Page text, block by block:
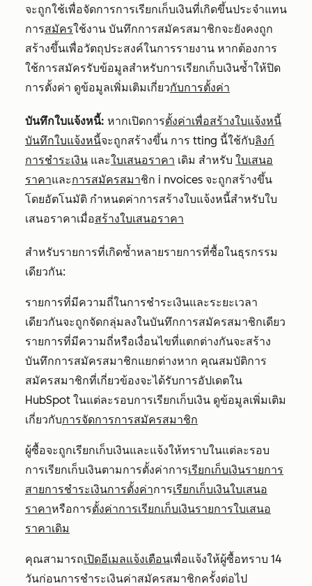
จะถูกใช้เพื่อจัดการการเรียกเก็บเงินที่เกิดขึ้นประจำแทน
การสมัครใช้งาน บันทึกการสมัครสมาชิกจะยังคงถูก
สร้างขึ้นเพื่อวัตถุประสงค์ในการรายงาน หากต้องการ
ใช้การสมัครรับข้อมูลสำหรับการเรียกเก็บเงินซ้ำให้ปิด
การตั้งค่า ดูข้อมูลเพิ่มเติมเกี่ยวกับการตั้งค่า
บันทึกใบแจ้งหนี้: หากเปิดการตั้งค่าเพื่อสร้างใบแจ้งหนี้
บันทึกใบแจ้งหนี้จะถูกสร้างขึ้น การ tting นี้ใช้กับลิงก์
การชำระเงิน และใบเสนอราคา เดิม สำหรับ ใบเสนอ
ราคาและการสมัครสมาชิก i nvoices จะถูกสร้างขึ้น
โดยอัตโนมัติ กำหนดค่าการสร้างใบแจ้งหนี้สำหรับใบ
เสนอราคาเมื่อสร้างใบเสนอราคา
สำหรับรายการที่เกิดซ้ำหลายรายการที่ซื้อในธุรกรรม
เดียวกัน:
รายการที่มีความถี่ในการชำระเงินและระยะเวลา
เดียวกันจะถูกจัดกลุ่มลงในบันทึกการสมัครสมาชิกเดียว
รายการที่มีความถี่หรือเงื่อนไขที่แตกต่างกันจะสร้าง
บันทึกการสมัครสมาชิกแยกต่างหาก คุณสมบัติการ
สมัครสมาชิกที่เกี่ยวข้องจะได้รับการอัปเดตใน
HubSpot ในแต่ละรอบการเรียกเก็บเงิน ดูข้อมูลเพิ่มเติม
เกี่ยวกับการจัดการการสมัครสมาชิก
ผู้ซื้อจะถูกเรียกเก็บเงินและแจ้งให้ทราบในแต่ละรอบ
การเรียกเก็บเงินตามการตั้งค่าการเรียกเก็บเงินรายการ
สายการชำระเงินการตั้งค่าการเรียกเก็บเงินใบเสนอ
ราคาหรือการตั้งค่าการเรียกเก็บเงินรายการใบเสนอ
ราคาเดิม
คุณสามารถเปิดอีเมลแจ้งเตือนเพื่อแจ้งให้ผู้ซื้อทราบ 14
วันก่อนการชำระเงินค่าสมัครสมาชิกครั้งต่อไป